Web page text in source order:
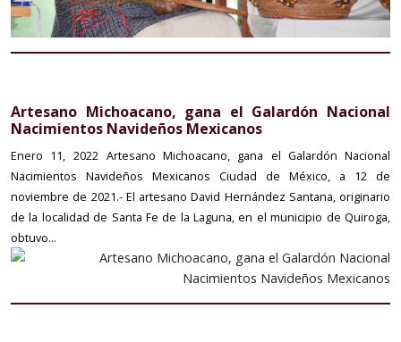
Artesano Michoacano, gana el Galardón Nacional
Nacimientos Navideños Mexicanos
Enero 11, 2022 Artesano Michoacano, gana el Galardón Nacional
Nacimientos Navideños Mexicanos Ciudad de México, a 12 de
noviembre de 2021.- El artesano David Hernández Santana, originario
de la localidad de Santa Fe de la Laguna, en el municipio de Quiroga,
obtuvo...